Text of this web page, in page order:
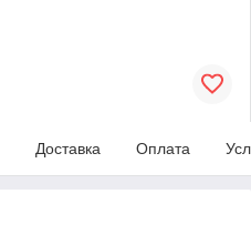
Доставка Оплата